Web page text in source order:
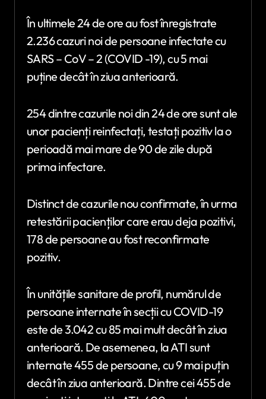
În ultimele 24 de ore au fost înregistrate
2.236 cazuri noi de persoane infectate cu
SARS – CoV – 2 (COVID -19), cu 5 mai
puține decât în ziua anterioară.
254 dintre cazurile noi din 24 de ore sunt ale
unor pacienți reinfectați, testați pozitiv la o
perioadă mai mare de 90 de zile după
prima infectare.
Distinct de cazurile nou confirmate, în urma
retestării pacienților care erau deja pozitivi,
178 de persoane au fost reconfirmate
pozitiv.
În unitățile sanitare de profil, numărul de
persoane internate în secții cu COVID-19
este de 3.042 cu 85 mai mult decât în ziua
anterioară. De asemenea, la ATI sunt
internate 455 de persoane, cu 9 mai puțin
decât în ziua anterioară. Dintre cei 455 de